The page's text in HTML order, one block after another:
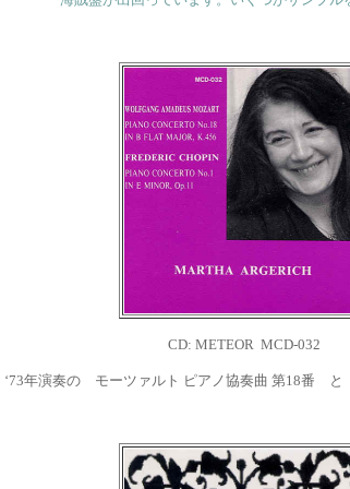
CD: METEOR MCD-032
‘73年演奏の モーツァルト ピアノ協奏曲 第18番